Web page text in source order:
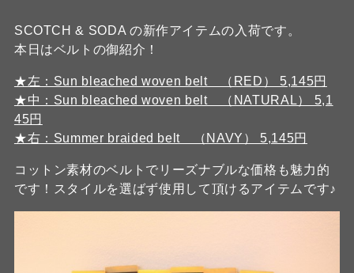
SCOTCH & SODA の新作アイテムの入荷です。
本日はベルトの御紹介！
★左：Sun bleached woven belt （RED） 5,145円
★中：Sun bleached woven belt （NATURAL） 5,1
45円
★右：Summer braided belt （NAVY） 5,145円
コットン素材のベルトでリーズナブルな価格も魅力的
です！スタイルを選ばず使用して頂けるアイテムです♪